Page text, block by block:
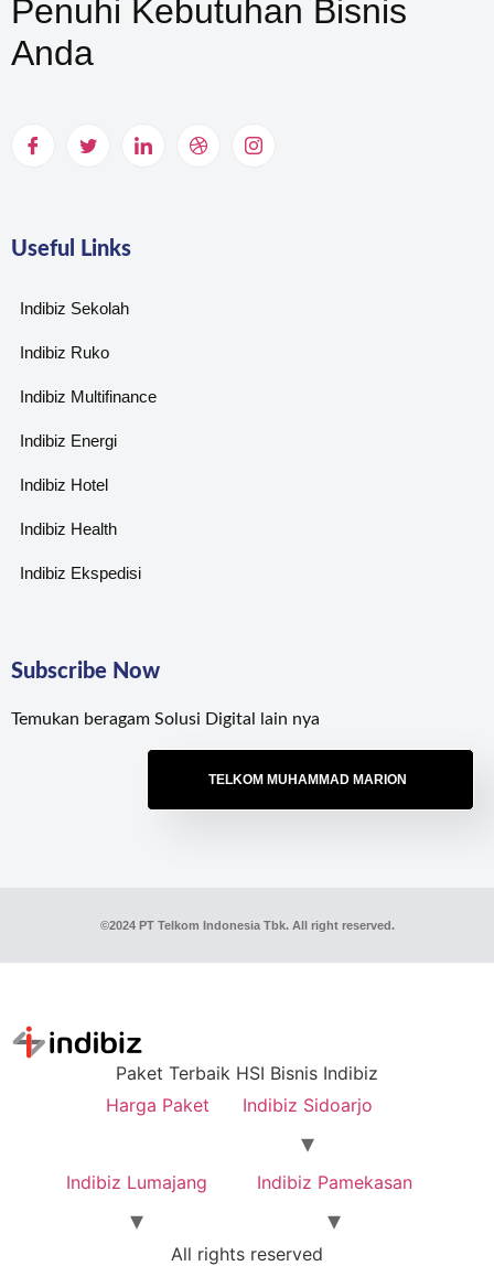
Penuhi Kebutuhan Bisnis
Anda
Useful Links
Indibiz Sekolah
Indibiz Ruko
Indibiz Multifinance
Indibiz Energi
Indibiz Hotel
Indibiz Health
Indibiz Ekspedisi
Subscribe Now
Temukan beragam Solusi Digital lain nya
TELKOM MUHAMMAD MARION
©2024 PT Telkom Indonesia Tbk. All right reserved.
Paket Terbaik HSI Bisnis Indibiz
Harga Paket
Indibiz Sidoarjo
Indibiz Lumajang Indibiz Pamekasan
All rights reserved